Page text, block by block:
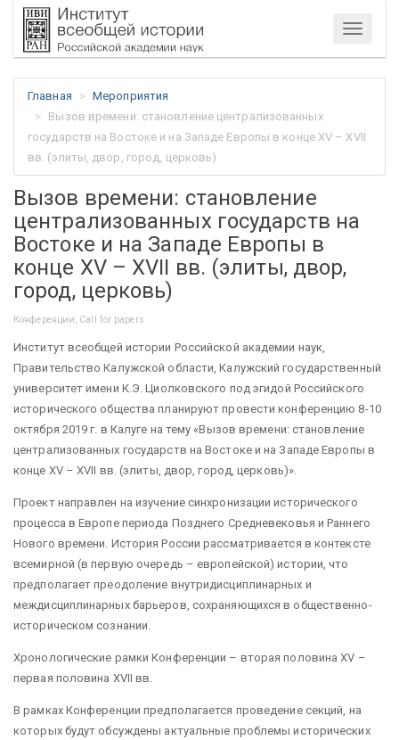
Меню
Главная
Мероприятия
Вызов времени: становление централизованных
государств на Востоке и на Западе Европы в конце XV – XVII
вв. (элиты, двор, город, церковь)
Вызов времени: становление
централизованных государств на
Востоке и на Западе Европы в
конце XV – XVII вв. (элиты, двор,
город, церковь)
Конференции, Call for papers
Институт всеобщей истории Российской академии наук,
Правительство Калужской области, Калужский государственный
университет имени К.Э. Циолковского под эгидой Российского
исторического общества планируют провести конференцию 8-10
октября 2019 г. в Калуге на тему «Вызов времени: становление
централизованных государств на Востоке и на Западе Европы в
конце XV – XVII вв. (элиты, двор, город, церковь)».
Проект направлен на изучение синхронизации исторического
процесса в Европе периода Позднего Средневековья и Раннего
Нового времени. История России рассматривается в контексте
всемирной (в первую очередь – европейской) истории, что
предполагает преодоление внутридисциплинарных и
междисциплинарных барьеров, сохраняющихся в общественно-
историческом сознании.
Хронологические рамки Конференции – вторая половина XV –
первая половина XVII вв.
В рамках Конференции предполагается проведение секций, на
которых будут обсуждены актуальные проблемы исторических